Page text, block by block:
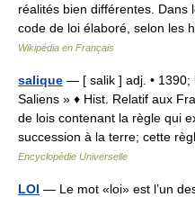
réalités bien différentes. Dans
code de loi élaboré, selon
Wikipédia en Français
salique — [ salik ] adj. • 1390;
Saliens » ♦ Hist. Relatif aux
de lois contenant la règle qui
succession à la terre; cette
Encyclopédie Universelle
LOI — Le mot «loi» est l’un